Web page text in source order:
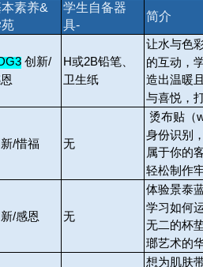
素养&
学生自备器
具-
简介
创新/
H或2B铅笔、
卫生纸
让水与色
的互动，
造出温暖
与喜悦，
/惜福 无
烫布贴（
身份识别
属于你的
轻松制作
/感恩 无
体验景泰
学习如何
无二的杯
瑯艺术的
想为肌肤